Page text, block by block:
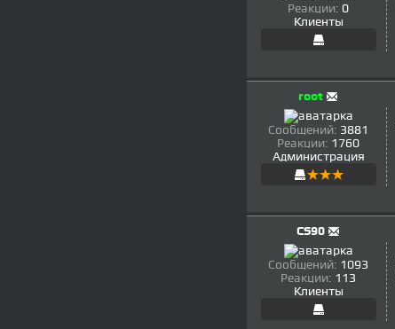
Реакции: 0
Клиенты
root
Сообщений: 3881
Реакции: 1760
Администрация
CS90
Сообщений: 1093
Реакции: 113
Клиенты